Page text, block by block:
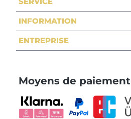
INFORMATION
ENTREPRISE
Moyens de paiement